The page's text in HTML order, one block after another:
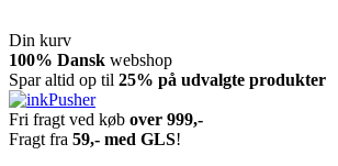
Din kurv
Spring
til
indhold
100% Dansk webshop
Spar altid op til 25% på udvalgte produkter
inkPusher
Leverandør af blækpatroner, kontor artikler og
Fri fragt ved køb over 999,-
Fragt fra 59,- med GLS!